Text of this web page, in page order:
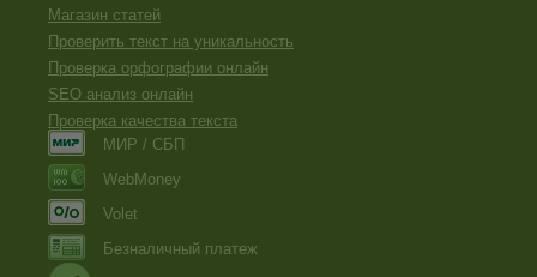
Магазин статей
Проверить текст на уникальность
Проверка орфографии онлайн
SEO анализ онлайн
Проверка качества текста
МИР / СБП
WebMoney
Volet
Безналичный платеж